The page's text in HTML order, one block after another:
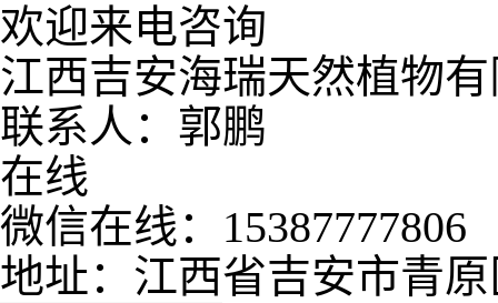
欢迎来电咨询
江西吉安海瑞天然植物
联系人：郭鹏
在线
微信在线：15387777806
地址：江西省吉安市青